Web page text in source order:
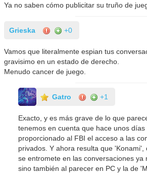
Ya no saben cómo publicitar su truño de
Grieska +0
Vamos que literalmente espian tus
gravisimo en un estado de derecho.
Menudo cancer de juego.
Gatro +1
Exacto, y es más grave de lo que
tenemos en cuenta que hace unos
proporcionado al FBI el acceso a las
privados. Y ahora resulta que 'Konami',
se entromete en las conversaciones ya
sino también al parecer en PC y la de